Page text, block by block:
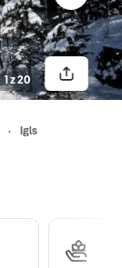
Igls
1 z 20